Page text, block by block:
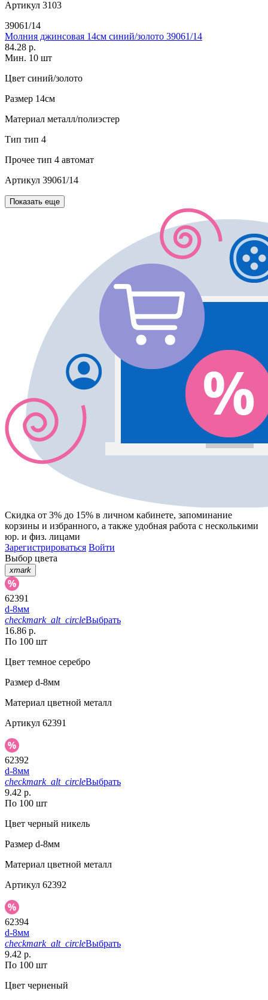
Артикул 3103
39061/14
Молния джинсовая 14см синий/золото 39061/14
84.28 р.
Мин. 10 шт
Цвет синий/золото
Размер 14см
Материал металл/полиэстер
Тип тип 4
Прочее тип 4 автомат
Артикул 39061/14
Показать еще
Скидка от 3% до 15% в личном кабинете, запоминание
корзины и избранного, а также удобная работа с несколькими
юр. и физ. лицами
Зарегистрироваться Войти
Выбор цвета
xmark
62391
d-8мм
checkmark_alt_circleВыбрать
16.86 р.
По 100 шт
Цвет темное серебро
Размер d-8мм
Материал цветной металл
Артикул 62391
62392
d-8мм
checkmark_alt_circleВыбрать
9.42 р.
По 100 шт
Цвет черный никель
Размер d-8мм
Материал цветной металл
Артикул 62392
62394
d-8мм
checkmark_alt_circleВыбрать
9.42 р.
По 100 шт
Цвет черненый